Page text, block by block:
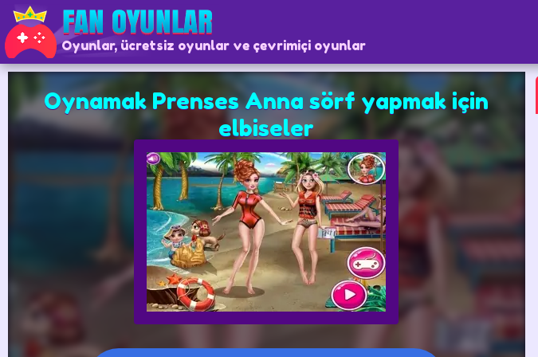
Oyunlar, ücretsiz oyunlar ve çevrimiçi oyunlar
Oynamak Prenses Anna sörf yapmak için
elbiseler